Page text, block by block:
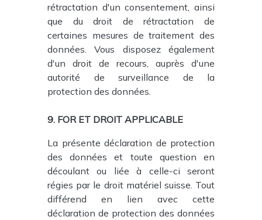
rétractation d'un consentement, ainsi
que du droit de rétractation de
certaines mesures de traitement des
données. Vous disposez également
d'un droit de recours, auprès d'une
autorité de surveillance de la
protection des données.
9. FOR ET DROIT APPLICABLE
La présente déclaration de protection
des données et toute question en
découlant ou liée à celle-ci seront
régies par le droit matériel suisse. Tout
différend en lien avec cette
déclaration de protection des données